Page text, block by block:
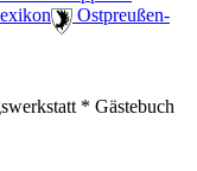
️ Ostpreußen-
* Gästebuch